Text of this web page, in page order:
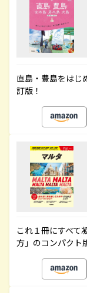
直島・豊島をはじ
訂版！
これ１冊にすべて
方」のコンパクト